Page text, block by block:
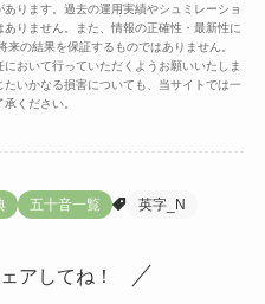
ります。過去の運用実績やシュミレーショ
りません。また、情報の正確性・最新性に
の結果を保証するものではありません。
おいて行っていただくようお願いいたしま
いかなる損害についても、当サイトでは一
ください。
五十音一覧 英字_N
アしてね！